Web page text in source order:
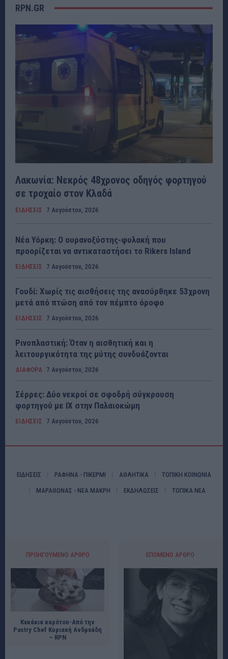
RPN.GR
Λακωνία: Νεκρός 48χρονος οδηγός φορτηγού
σε τροχαίο στον Κλαδά
ΕΙΔΗΣΕΙΣ 7 Αυγούστου, 2026
Νέα Υόρκη: Ο ουρανοξύστης-φυλακή που
προορίζεται να αντικαταστήσει το Rikers Island
ΕΙΔΗΣΕΙΣ 7 Αυγούστου, 2026
Γουδί: Χωρίς τις αισθήσεις της ανασύρθηκε 53χρονη
μετά από πτώση από τον πέμπτο όροφο
ΕΙΔΗΣΕΙΣ 7 Αυγούστου, 2026
Ρινοπλαστική: Όταν η αισθητική και η
λειτουργικότητα της μύτης συνδυάζονται
ΔΙΑΦΟΡΑ 7 Αυγούστου, 2026
Σέρρες: Δύο νεκροί σε σφοδρή σύγκρουση
φορτηγού με ΙΧ στην Παλαιοκώμη
ΕΙΔΗΣΕΙΣ 7 Αυγούστου, 2026
ΕΙΔΗΣΕΙΣ ΡΑΦΗΝΑ - ΠΙΚΕΡΜΙ ΑΘΛΗΤΙΚΑ ΤΟΠΙΚΗ ΚΟΙΝΩΝΙΑ
ΜΑΡΑΘΩΝΑΣ - ΝΕΑ ΜΑΚΡΗ ΕΚΔΗΛΩΣΕΙΣ ΤΟΠΙΚΑ ΝΕΑ
ΠΡΟΗΓΟΎΜΕΝΟ ΆΡΘΡΟ
Κεκάκια καρότου-Από την
Pastry Chef Κυριακή Ανδρεάδη
– RPN
ΕΠΌΜΕΝΟ ΆΡΘΡΟ